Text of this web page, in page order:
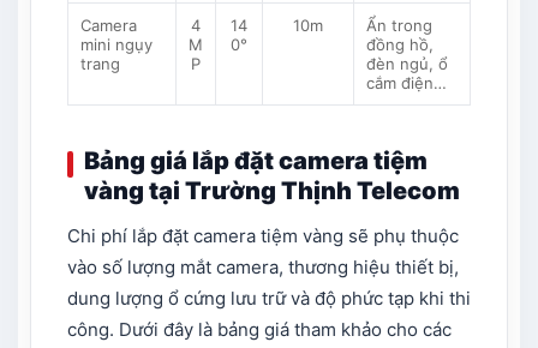
Camera
mini ngụy
trang
4
M
P
14
0°
10m
Ẩn trong
đồng hồ,
đèn ngủ, ổ
cắm điện…
Bảng giá lắp đặt camera tiệm
vàng tại Trường Thịnh Telecom
Chi phí lắp đặt camera tiệm vàng sẽ phụ thuộc
vào số lượng mắt camera, thương hiệu thiết bị,
dung lượng ổ cứng lưu trữ và độ phức tạp khi thi
công. Dưới đây là bảng giá tham khảo cho các